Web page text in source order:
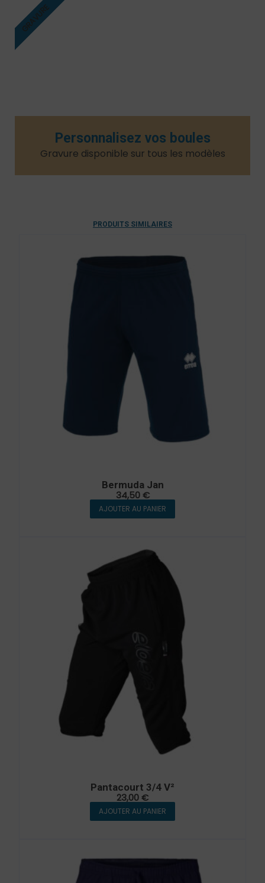
Personnalisez vos boules
Gravure disponible sur tous les modèles​
GRAVURE
PRODUITS SIMILAIRES
Bermuda Jan
34,50€
AJOUTER AU PANIER
Pantacourt 3/4 V²
23,00€
AJOUTER AU PANIER